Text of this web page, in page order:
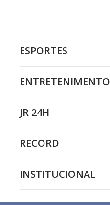
ESPORTES
ENTRETENIMENTO
JR 24H
RECORD
INSTITUCIONAL